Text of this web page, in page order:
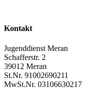
Kontakt
Jugenddienst Meran
Schafferstr. 2
39012 Meran
St.Nr. 91002690211
MwSt.Nr. 03106630217